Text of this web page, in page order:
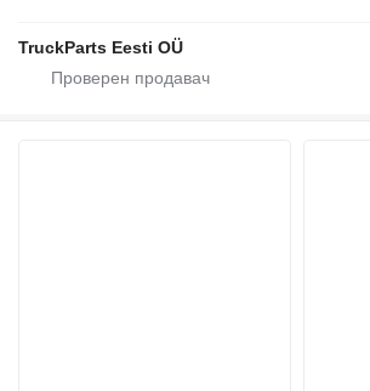
TruckParts Eesti OÜ